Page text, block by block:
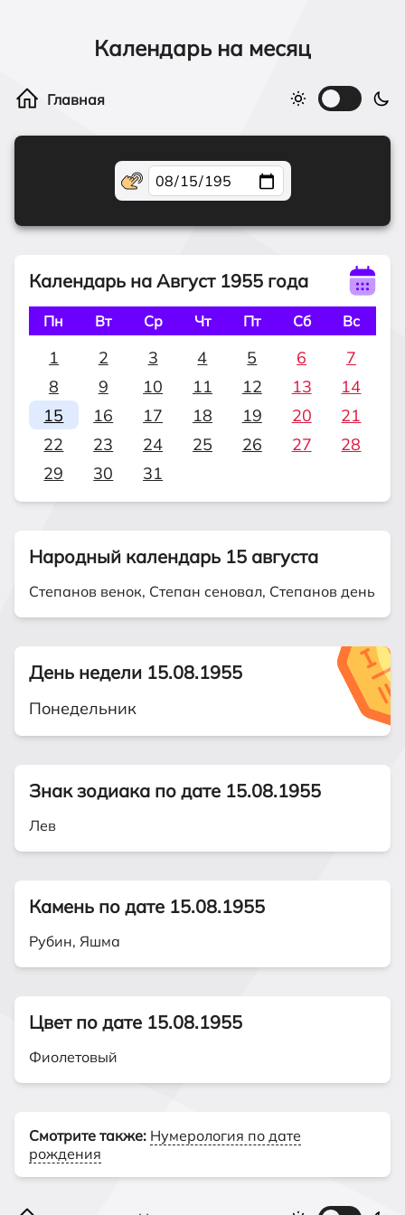
Календарь на месяц
Календарь на Август 1955 года
Пн Вт Ср Чт Пт Сб Вс
1 2 3 4 5 6
7
8
9 10 11 12 13
14
15
16 17 18 19 20
21
22
23 24 25 26 27
28
29
30 31
Народный календарь 15 августа
Степанов венок, Степан сеновал, Степанов день
День недели 15.08.1955
Понедельник
Знак зодиака по дате 15.08.1955
Лев
Камень по дате 15.08.1955
Рубин, Яшма
Цвет по дате 15.08.1955
Фиолетовый
Смотрите также: Нумерология по дате
рождения